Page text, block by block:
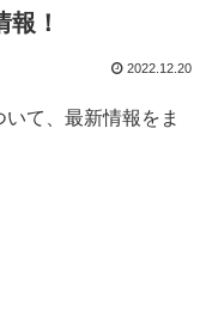
！
2022.12.20
いて、最新情報をま